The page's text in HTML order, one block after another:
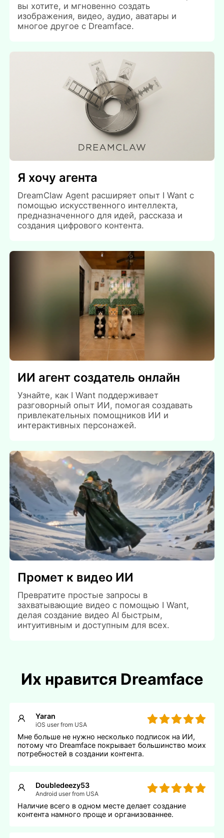
вы хотите, и мгновенно создать
изображения, видео, аудио, аватары и
многое другое с Dreamface.
Я хочу агента
DreamClaw Agent расширяет опыт I Want с
помощью искусственного интеллекта,
предназначенного для идей, рассказа и
создания цифрового контента.
ИИ агент создатель онлайн
Узнайте, как I Want поддерживает
разговорный опыт ИИ, помогая создавать
привлекательных помощников ИИ и
интерактивных персонажей.
Промет к видео ИИ
Превратите простые запросы в
захватывающие видео с помощью I Want,
делая создание видео AI быстрым,
интуитивным и доступным для всех.
Их нравится Dreamface
Yaran
iOS user from USA
Мне больше не нужно несколько подписок на ИИ,
потому что Dreamface покрывает большинство моих
потребностей в создании контента.
Doubledeezy53
Android user from USA
Наличие всего в одном месте делает создание
контента намного проще и организованнее.